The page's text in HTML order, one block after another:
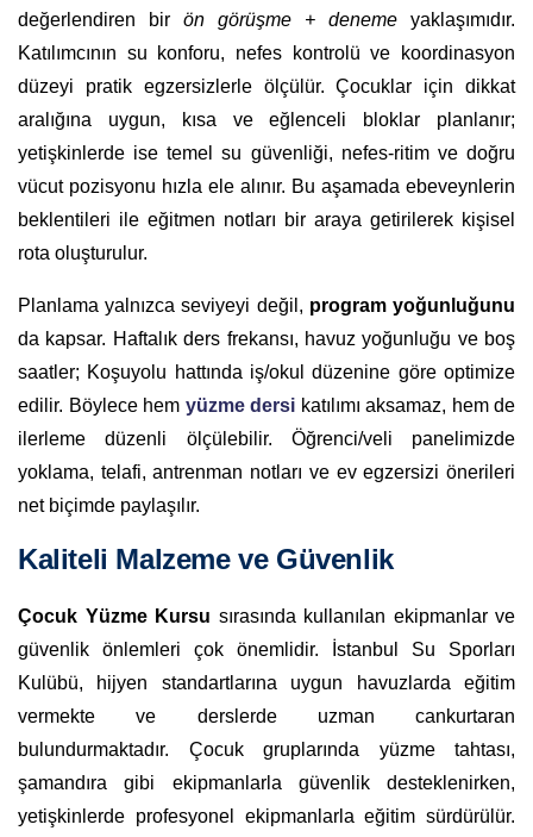
değerlendiren bir ön görüşme + deneme yaklaşımıdır.
Katılımcının su konforu, nefes kontrolü ve koordinasyon
düzeyi pratik egzersizlerle ölçülür. Çocuklar için dikkat
aralığına uygun, kısa ve eğlenceli bloklar planlanır;
yetişkinlerde ise temel su güvenliği, nefes-ritim ve doğru
vücut pozisyonu hızla ele alınır. Bu aşamada ebeveynlerin
beklentileri ile eğitmen notları bir araya getirilerek kişisel
rota oluşturulur.
Planlama yalnızca seviyeyi değil, program yoğunluğunu
da kapsar. Haftalık ders frekansı, havuz yoğunluğu ve boş
saatler; Koşuyolu hattında iş/okul düzenine göre optimize
edilir. Böylece hem yüzme dersi katılımı aksamaz, hem de
ilerleme düzenli ölçülebilir. Öğrenci/veli panelimizde
yoklama, telafi, antrenman notları ve ev egzersizi önerileri
net biçimde paylaşılır.
Kaliteli Malzeme ve Güvenlik
Çocuk Yüzme Kursu sırasında kullanılan ekipmanlar ve
güvenlik önlemleri çok önemlidir. İstanbul Su Sporları
Kulübü, hijyen standartlarına uygun havuzlarda eğitim
vermekte ve derslerde uzman cankurtaran
bulundurmaktadır. Çocuk gruplarında yüzme tahtası,
şamandıra gibi ekipmanlarla güvenlik desteklenirken,
yetişkinlerde profesyonel ekipmanlarla eğitim sürdürülür.